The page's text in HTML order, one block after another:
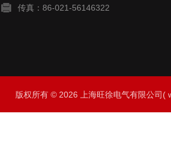
传真：86-021-56146322
版权所有 © 2026 上海旺徐电气有限公